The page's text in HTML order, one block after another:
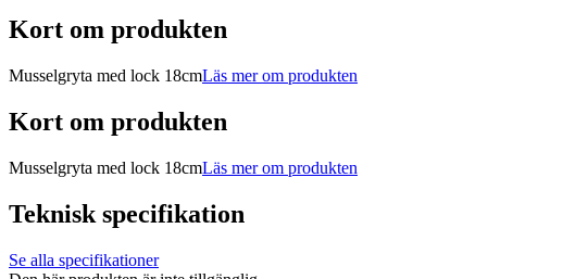
Kort om produkten
Musselgryta med lock 18cmLäs mer om produkten
Kort om produkten
Musselgryta med lock 18cmLäs mer om produkten
Teknisk specifikation
Se alla specifikationer